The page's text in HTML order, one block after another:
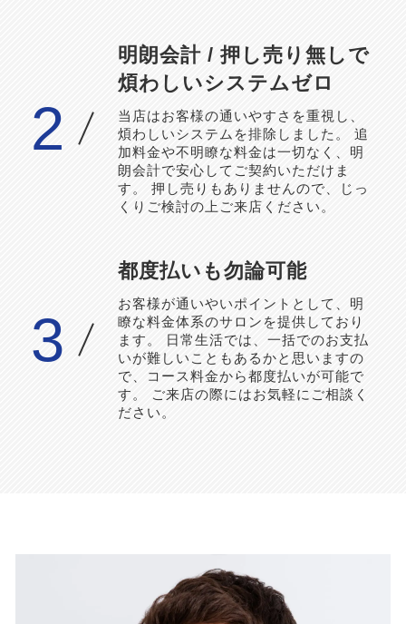
明朗会計 / 押し売り無しで
煩わしいシステムゼロ
当店はお客様の通いやすさを重視し、
煩わしいシステムを排除しました。 追
加料金や不明瞭な料金は一切なく、明
朗会計で安心してご契約いただけま
す。 押し売りもありませんので、じっ
くりご検討の上ご来店ください。
2
​都度払いも勿論可能
お客様が通いやいポイントとして、明
瞭な料金体系のサロンを提供しており
ます。 日常生活では、一括でのお支払
いが難しいこともあるかと思いますの
で、コース料金から都度払いが可能で
す。 ご来店の際にはお気軽にご相談く
ださい。
3